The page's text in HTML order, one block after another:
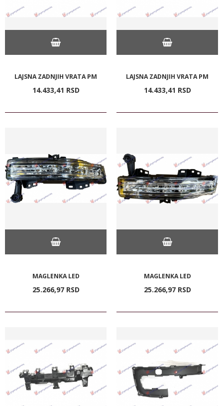
LAJSNA ZADNJIH VRATA PM
14.433,41 RSD
LAJSNA ZADNJIH VRATA PM
14.433,41 RSD
MAGLENKA LED
25.266,97 RSD
MAGLENKA LED
25.266,97 RSD